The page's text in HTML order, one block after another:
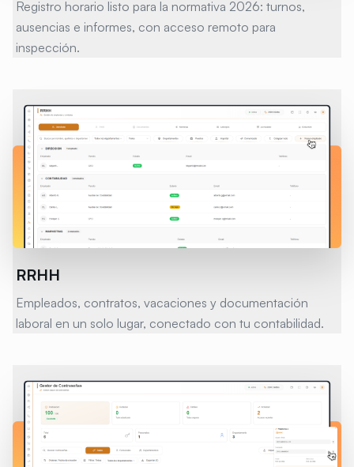
Registro horario listo para la normativa 2026: turnos,
ausencias e informes, con acceso remoto para
inspección.
RRHH
Empleados, contratos, vacaciones y documentación
laboral en un solo lugar, conectado con tu contabilidad.